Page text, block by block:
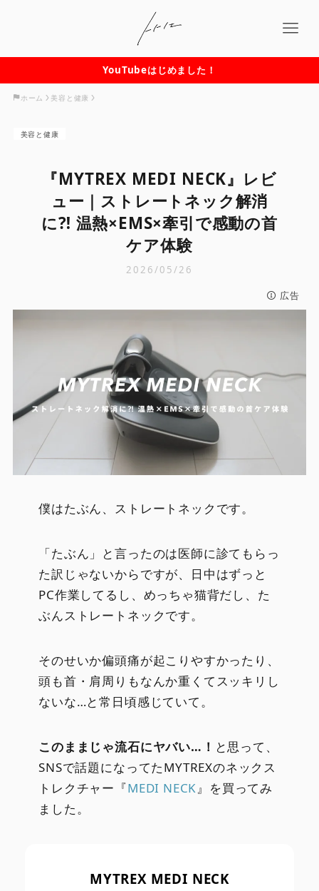
YouTubeはじめました！
ホーム 美容と健康
『MYTREX MEDI NECK』レビ
ュー｜ストレートネック解消
に⁈ 温熱×EMS×牽引で感動の首
ケア体験
美容と健康
2026/05/26
広告
僕はたぶん、ストレートネックです。
「たぶん」と言ったのは医師に診てもらっ
た訳じゃないからですが、日中はずっと
PC作業してるし、めっちゃ猫背だし、た
ぶんストレートネックです。
そのせいか偏頭痛が起こりやすかったり、
頭も首・肩周りもなんか重くてスッキリし
ないな…と常日頃感じていて。
このままじゃ流石にヤバい…！ と思って、
SNSで話題になってたMYTREXのネックス
トレクチャー『MEDI NECK』を買ってみ
ました。
MYTREX MEDI NECK